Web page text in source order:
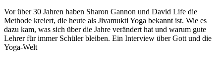
Vor über 30 Jahren haben Sharon Gannon und David Life die
Methode kreiert, die heute als Jivamukti Yoga bekannt ist. Wie es
dazu kam, was sich über die Jahre verändert hat und warum gute
Lehrer für immer Schüler bleiben. Ein Interview über Gott und die
Yoga-Welt